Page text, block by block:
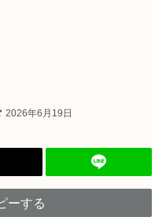
2026年6月19日
ーする